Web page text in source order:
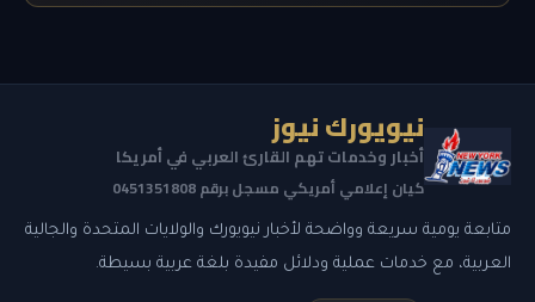
نيويورك نيوز
أخبار وخدمات تهم القارئ العربي في أمريكا
كيان إعلامي أمريكي مسجل برقم 0451351808
متابعة يومية سريعة وواضحة لأخبار نيويورك والولايات المتحدة والجالية
العربية، مع خدمات عملية ودلائل مفيدة بلغة عربية بسيطة.